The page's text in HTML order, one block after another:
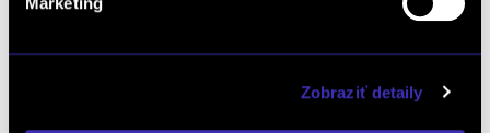
Zobraziť detaily
/ 2 km / 2025 / 158 kW / 215 PS / Plug-in Hybrid